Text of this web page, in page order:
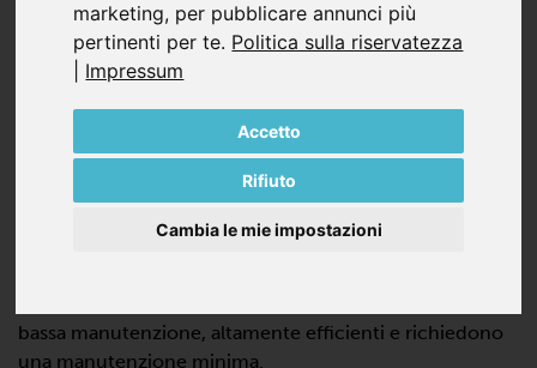
marketing, per pubblicare annunci più
pertinenti per te. Politica sulla riservatezza
Impressum
Accetto
Rifiuto
Cambia le mie impostazioni
VARIAIR SV 700/1
SOFFIANTI A CANALI LATERALI IN
ASPIRAZIONE, MONO STADIO
VARIAIR SV 700/1 è una pompa turbo dinamica con
inverter VARIAIR che offre prestazioni elevate con il
bassa manutenzione, altamente efficienti e richiedono
una manutenzione minima.